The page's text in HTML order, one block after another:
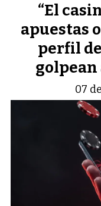
“El
apuestas
perfil
golpean
07